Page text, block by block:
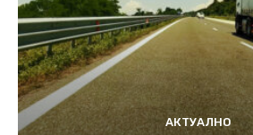
АКТУАЛНО